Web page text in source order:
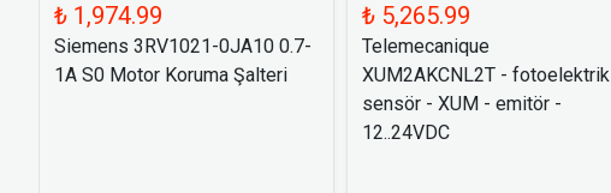
₺ 1,974.99
Siemens 3RV1021-0JA10 0.7-
1A S0 Motor Koruma Şalteri
₺ 5,265.99
Telemecanique
XUM2AKCNL2T - fotoelektrik
sensör - XUM - emitör -
12..24VDC